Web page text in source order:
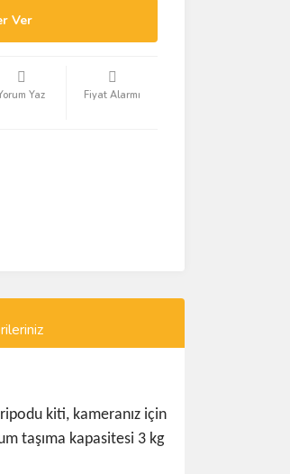
Ver
Yaz Fiyat Alarmı
kiti, kameranız için
taşıma kapasitesi 3 kg